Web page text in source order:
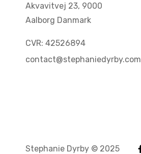
Akvavitvej 23, 9000
Aalborg Danmark
CVR: 42526894
contact@stephaniedyrby.com
Stephanie Dyrby © 2025